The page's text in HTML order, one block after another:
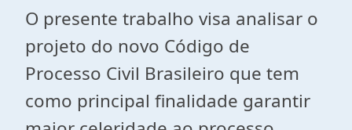
O presente trabalho visa analisar o
projeto do novo Código de
Processo Civil Brasileiro que tem
como principal finalidade garantir